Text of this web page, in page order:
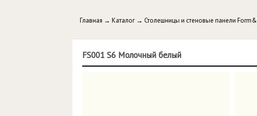
Главная → Каталог → Столешницы и стеновые панели
FS001 S6 Молочный белый